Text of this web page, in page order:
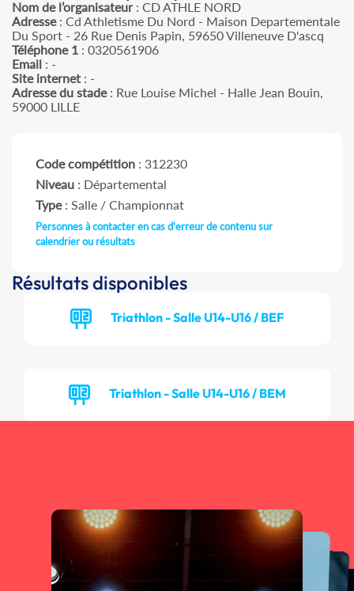
Nom de l’organisateur: CD ATHLE NORD
Adresse: Cd Athletisme Du Nord - Maison Departementale
Du Sport - 26 Rue Denis Papin, 59650 Villeneuve D'ascq
Téléphone 1 : 0320561906
Email : -
Site internet : -
Adresse du stade: Rue Louise Michel - Halle Jean Bouin,
59000 LILLE
Code compétition : 312230
Niveau : Départemental
Type: Salle / Championnat
Personnes à contacter en cas d'erreur de contenu sur
calendrier ou résultats
Résultats disponibles
Triathlon - Salle U14-U16 / BEF
Triathlon - Salle U14-U16 / BEM